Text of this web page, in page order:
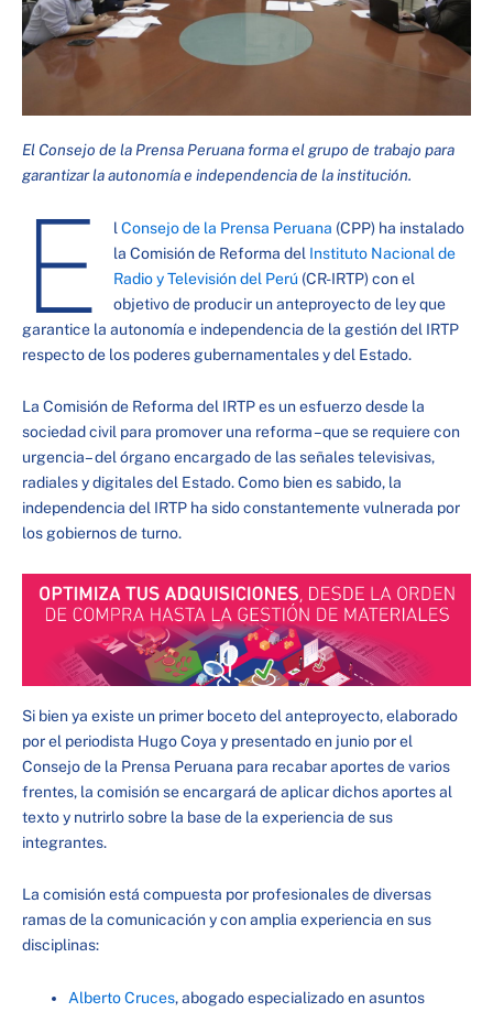
El Consejo de la Prensa Peruana forma el grupo de trabajo para
garantizar la autonomía e independencia de la institución.
E l Consejo de la Prensa Peruana (CPP) ha instalado
la Comisión de Reforma del Instituto Nacional de
Radio y Televisión del Perú (CR-IRTP) con el
objetivo de producir un anteproyecto de ley que
garantice la autonomía e independencia de la gestión del IRTP
respecto de los poderes gubernamentales y del Estado.
La Comisión de Reforma del IRTP es un esfuerzo desde la
sociedad civil para promover una reforma –que se requiere con
urgencia– del órgano encargado de las señales televisivas,
radiales y digitales del Estado. Como bien es sabido, la
independencia del IRTP ha sido constantemente vulnerada por
los gobiernos de turno.
Si bien ya existe un primer boceto del anteproyecto, elaborado
por el periodista Hugo Coya y presentado en junio por el
Consejo de la Prensa Peruana para recabar aportes de varios
frentes, la comisión se encargará de aplicar dichos aportes al
texto y nutrirlo sobre la base de la experiencia de sus
integrantes.
La comisión está compuesta por profesionales de diversas
ramas de la comunicación y con amplia experiencia en sus
disciplinas:
Alberto Cruces, abogado especializado en asuntos